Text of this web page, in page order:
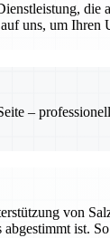
die
uns, um
–
von
ist.